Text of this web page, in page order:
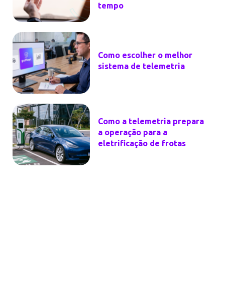
tempo
Como escolher o melhor
sistema de telemetria
Como a telemetria prepara
a operação para a
eletrificação de frotas